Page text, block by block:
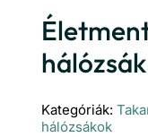
hálózsák
Kategóriák:
hálózsákok